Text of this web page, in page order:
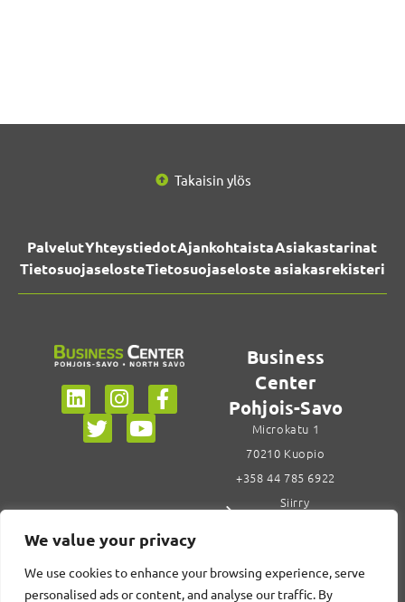
We value your privacy
We use cookies to enhance your browsing experience, serve
personalised ads or content, and analyse our traffic. By
Takaisin ylös
PalvelutYhteystiedotAjankohtaistaAsiakastarinat
TietosuojaselosteTietosuojaseloste asiakasrekisteri
Business
Center
Pohjois-Savo
Microkatu 1
70210 Kuopio
+358 44 785 6922
Siirry